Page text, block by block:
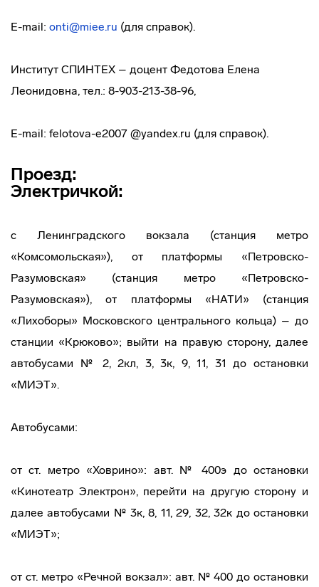
E-mail: onti@miee.ru (для справок).
Институт СПИНТЕХ – доцент Федотова Елена
Леонидовна, тел.: 8-903-213-38-96,
E-mail: felotova-e2007 @yandex.ru (для справок).
Проезд:
Электричкой:
с Ленинградского вокзала (станция метро
«Комсомольская»), от платформы «Петровско-
Разумовская» (станция метро «Петровско-
Разумовская»), от платформы «НАТИ» (станция
«Лихоборы» Московского центрального кольца) – до
станции «Крюково»; выйти на правую сторону, далее
автобусами № 2, 2кл, 3, 3к, 9, 11, 31 до остановки
«МИЭТ».
Автобусами:
от ст. метро «Ховрино»: авт. № 400э до остановки
«Кинотеатр Электрон», перейти на другую сторону и
далее автобусами № 3к, 8, 11, 29, 32, 32к до остановки
«МИЭТ»;
от ст. метро «Речной вокзал»: авт. № 400 до остановки